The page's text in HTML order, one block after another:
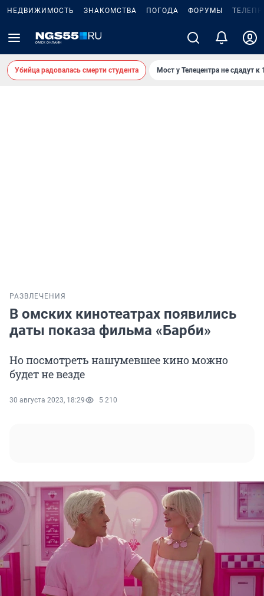
НЕДВИЖИМОСТЬ ЗНАКОМСТВА ПОГОДА ФОРУМЫ
Убийца радовалась смерти студента Мост у Телецентра не сдадут к
РАЗВЛЕЧЕНИЯ
В омских кинотеатрах появились
даты показа фильма «Барби»
Но посмотреть нашумевшее кино можно
будет не везде
30 августа 2023, 18:29 5 210